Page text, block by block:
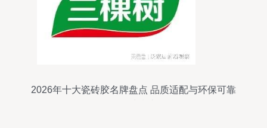
2026年十大瓷砖胶名牌盘点 品质适配与环保可靠